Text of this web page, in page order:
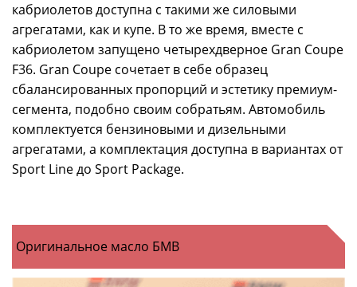
кабриолетов доступна с такими же силовыми
агрегатами, как и купе. В то же время, вместе с
кабриолетом запущено четырехдверное Gran Coupe
F36. Gran Coupe сочетает в себе образец
сбалансированных пропорций и эстетику премиум-
сегмента, подобно своим собратьям. Автомобиль
комплектуется бензиновыми и дизельными
агрегатами, а комплектация доступна в вариантах от
Sport Line до Sport Package.
Оригинальное масло БМВ